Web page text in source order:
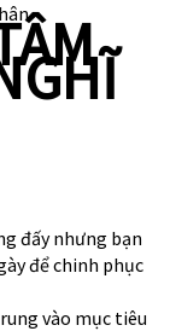
đấy nhưng bạn
để chinh phục
vào mục tiêu